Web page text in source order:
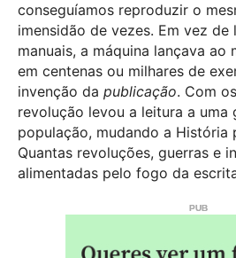
conseguíamos reproduzir o
imensidão de vezes. Em vez
manuais, a máquina lançava
em centenas ou milhares de
invenção da publicação. Com
revolução levou a leitura a uma
população, mudando a História
Quantas revoluções, guerras e
alimentadas pelo fogo da